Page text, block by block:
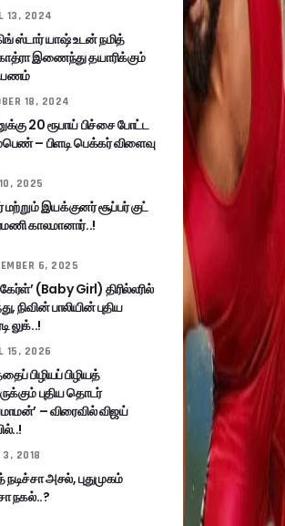
13, 2024
ஸ்டார் யாஷ் உடன் நமித்
இணைந்து தயாரிக்கும்
18, 2024
20 ரூபாய் பிச்சை போட்ட
– பிளடி பெக்கர் விளைவு
2025
மற்றும் இயக்குனர் சூப்பர் குட்
காலமானார்..!
6, 2025
கேர்ள்’ (Baby Girl) திரில்லரில்
நிவின் பாலியின் புதிய
லுக்..!
15, 2026
பிழியப் பிழியத்
புதிய தொடர்
– விரைவில் விஜய்
3, 2018
நடிச்சா அசல், புதுமுகம்
நகல்..?